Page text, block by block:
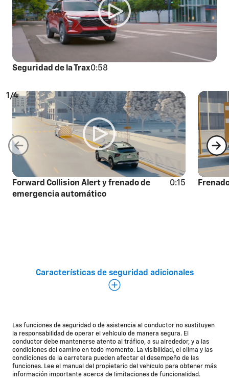
Seguridad de la Trax0:58
Forward Collision Alert y frenado de
emergencia automático
0:15
1/4
asistencia al conductor
Queda mucho más para contar sobre la seguridad de
Disponible
Rear Park Assist
Control de velocidad automática adaptativo
Rear Cross Traffic Alert
Características de seguridad adicionales
Las funciones de seguridad o de asistencia al conductor no sustituyen
la responsabilidad de operar el vehículo de manera segura. El
conductor debe mantenerse atento al tráfico, a su alrededor, y a las
condiciones del camino en todo momento. La visibilidad, el clima y las
condiciones de la carretera pueden afectar el desempeño de las
funciones. Lee el manual del propietario del vehículo para obtener más
información importante acerca de limitaciones de funcionalidad.